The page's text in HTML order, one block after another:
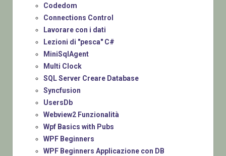
Codedom
Connections Control
Lavorare con i dati
Lezioni di "pesca" C#
MiniSqlAgent
Multi Clock
SQL Server Creare Database
Syncfusion
UsersDb
Webview2 Funzionalità
Wpf Basics with Pubs
WPF Beginners
WPF Beginners Applicazione con DB